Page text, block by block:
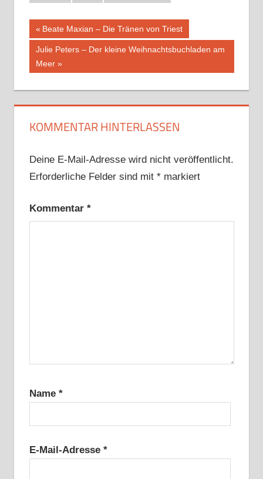
Beitragsnavigation
Vorheriger
Beitrag:
Beate Maxian – Die Tränen von Triest
Nächster
Beitrag:
Julie Peters – Der kleine Weihnachtsbuchladen am
Meer
KOMMENTAR HINTERLASSEN
Deine E-Mail-Adresse wird nicht veröffentlicht.
Erforderliche Felder sind mit *markiert
Kommentar *
Name *
E-Mail-Adresse *